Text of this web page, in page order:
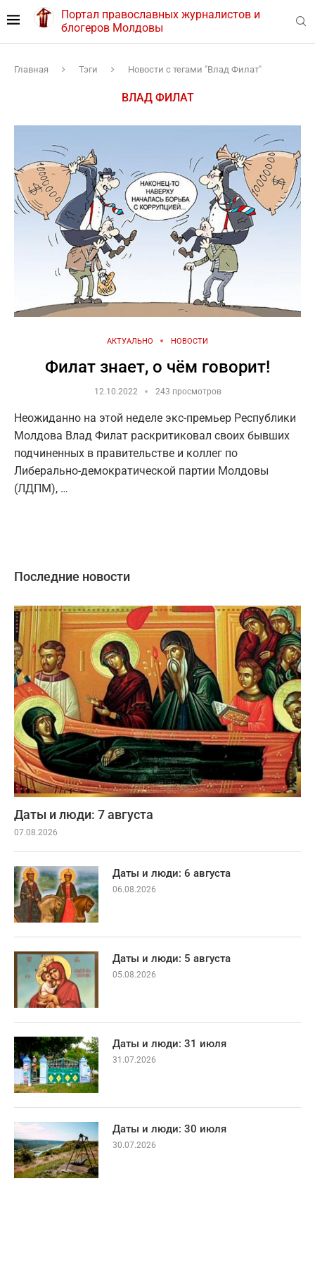
Портал православных журналистов и
блогеров Молдовы
Главная Тэги Новости с тегами "Влад Филат"
ВЛАД ФИЛАТ
АКТУАЛЬНО НОВОСТИ
Филат знает, о чём говорит!
12.10.2022 243 просмотров
Неожиданно на этой неделе экс-премьер Республики
Молдова Влад Филат раскритиковал своих бывших
подчиненных в правительстве и коллег по
Либерально-демократической партии Молдовы
(ЛДПМ), …
Последние новости
Даты и люди: 7 августа
07.08.2026
Даты и люди: 6 августа
06.08.2026
Даты и люди: 5 августа
05.08.2026
Даты и люди: 31 июля
31.07.2026
Даты и люди: 30 июля
30.07.2026